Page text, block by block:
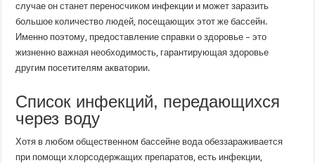
случае он станет переносчиком инфекции и может заразить
большое количество людей, посещающих этот же бассейн.
Именно поэтому, предоставление справки о здоровье – это
жизненно важная необходимость, гарантирующая здоровье
другим посетителям акватории.
Список инфекций, передающихся
через воду
Хотя в любом общественном бассейне вода обеззараживается
при помощи хлорсодержащих препаратов, есть инфекции,